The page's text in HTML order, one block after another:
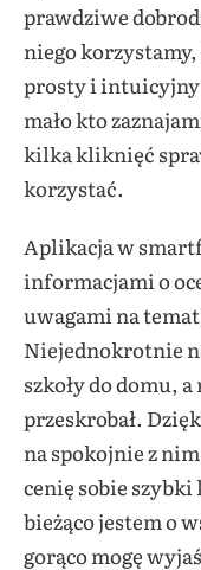
prawdziwe
niego korzystamy,
prosty i intuicyjny
mało kto
kilka kliknięć
korzystać.
Aplikacja w
informacjami o
uwagami na
Niejednokrotnie
szkoły do domu,
przeskrobał.
na spokojnie z
cenię sobie
bieżąco jestem o
gorąco mogę